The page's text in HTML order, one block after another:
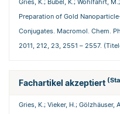
Gries, K.; Bubel, K.; Wohlfahrt,
Preparation of Gold
Conjugates. Macromol. Chem.
2011, 212, 23, 2551 – 2557.
Fachartikel akzeptiert
Gries, K.; Vieker, H.; Gölzhäuser,